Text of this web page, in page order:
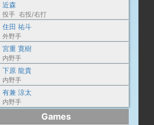
近森
投手 右投/右打
住田 祐斗
外野手
宮重 寛樹
内野手
下原 龍貴
内野手
有兼 涼太
内野手
Games